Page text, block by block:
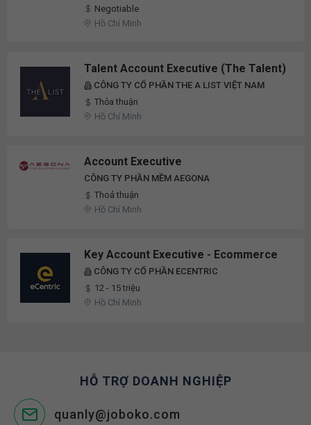
Negotiable
Hồ Chí Minh
Talent Account Executive (The Talent)
CÔNG TY CỔ PHẦN THE A LIST VIỆT NAM
Thỏa thuận
Hồ Chí Minh
Account Executive
CÔNG TY PHẦN MỀM AEGONA
Thoả thuận
Hồ Chí Minh
Key Account Executive - Ecommerce
CÔNG TY CỔ PHẦN ECENTRIC
12 - 15 triệu
Hồ Chí Minh
HỖ TRỢ DOANH NGHIỆP
quanly@joboko.com